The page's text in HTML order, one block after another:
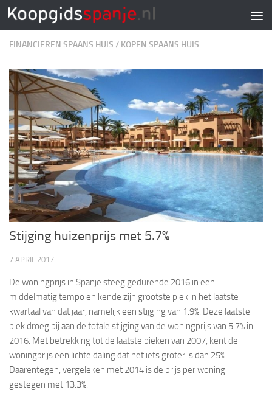
Doorgaan naar inhoud
FINANCIEREN SPAANS HUIS / KOPEN SPAANS HUIS
Stijging huizenprijs met 5.7%
7 APRIL 2017
De woningprijs in Spanje steeg gedurende 2016 in een
middelmatig tempo en kende zijn grootste piek in het laatste
kwartaal van dat jaar, namelijk een stijging van 1.9%. Deze laatste
piek droeg bij aan de totale stijging van de woningprijs van 5.7% in
2016. Met betrekking tot de laatste pieken van 2007, kent de
woningprijs een lichte daling dat net iets groter is dan 25%.
Daarentegen, vergeleken met 2014 is de prijs per woning
gestegen met 13.3%.